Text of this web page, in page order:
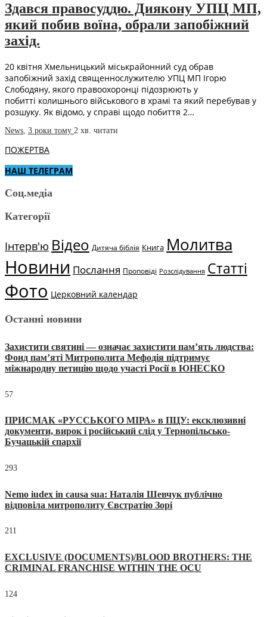
Здався правосуддю. Диякону УПЦ МП,
який побив воїна, обрали запобіжний
захід.
20 квітня Хмельницький міськрайонний суд обрав
запобіжний захід священнослужителю УПЦ МП Ігорю
Слободяну, якого правоохоронці підозрюють у
побитті колишнього військового в храмі та який перебував у
розшуку. Як відомо, у справі щодо побиття 2…
News, 3 роки тому 2 хв. читати
ПОЖЕРТВА
НАШ ТЕЛЕГРАМ
Соц.медіа
Категорії
Інтерв'ю Відео Дитяча біблія Книга Молитва
Новини Послання Проповіді Розслідування Статті
Фото Церковний календар
Останні новини
Захистити святині — означає захистити пам’ять людства:
Фонд пам’яті Митрополита Мефодія підтримує
міжнародну петицію щодо участі Росії в ЮНЕСКО
57
ПРИСМАК «РУССЬКОГО МІРА» в ПЦУ: ексклюзивні
документи, вирок і російський слід у Тернопільсько-
Бучацькій єпархії
293
Nemo iudex in causa sua: Наталія Шевчук публічно
відповіла митрополиту Євстратію Зорі
211
EXCLUSIVE (DOCUMENTS)/BLOOD BROTHERS: THE
CRIMINAL FRANCHISE WITHIN THE OCU
124